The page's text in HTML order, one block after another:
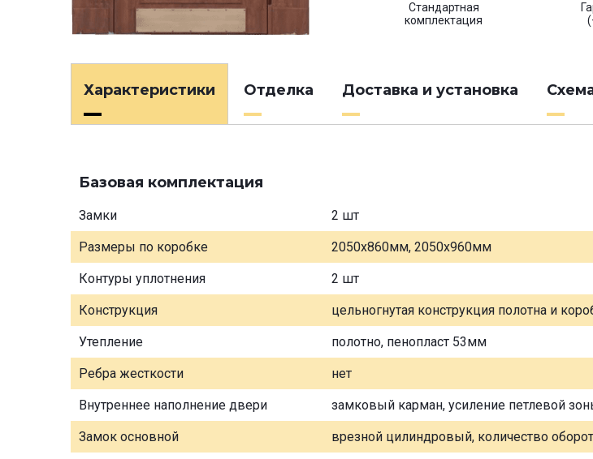
Стандартная
комплектация
Характеристики Отделка Доставка и установка
Базовая комплектация
Замки 2 шт
Размеры по коробке 2050х860мм, 2050х960мм
Контуры уплотнения 2 шт
Конструкция цельногнутая конструкция полотна и
Утепление полотно, пенопласт 53мм
Ребра жесткости нет
Внутреннее наполнение двери замковый карман, усиление петлевой
Замок основной врезной цилиндровый, количество